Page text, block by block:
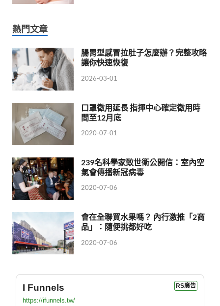
熱門文章
腸胃型感冒拉肚子怎麼辦？完整攻略
讓你快速恢復
2026-03-01
口罩徵用延長 指揮中心確定徵用時
間至12月底
2020-07-01
239名科學家致世衛公開信：室內空
氣會傳播新冠病毒
2020-07-06
會在全聯買水果嗎？ 內行激推「2商
品」：隨便挑都好吃
2020-07-06
I Funnels RS廣告
https://ifunnels.tw/